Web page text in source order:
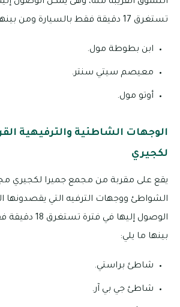
تستغرق 17 دقيقة فقط بالسيارة ومن بينها ما يلي:
ابن بطوطة مول.
معيصم سيتي سنتر.
أوتو مول.
الوجهات الشاطئية والترفيهية
لكجيري
يقع على مقربة من مجمع جميرا لكجيري
الشواطئ ووجهات الترفيه التي يقصدونها
الوصول إليها في
بينها ما يلي:
شاطئ براستي.
شاطئ جي بي آر.